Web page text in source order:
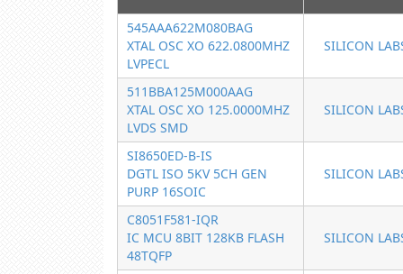
545AAA622M080BAG
XTAL OSC XO 622.0800MHZ
LVPECL
SILICON
511BBA125M000AAG
XTAL OSC XO 125.0000MHZ
LVDS SMD
SILICON
SI8650ED-B-IS
DGTL ISO 5KV 5CH GEN
PURP 16SOIC
SILICON
C8051F581-IQR
IC MCU 8BIT 128KB FLASH
48TQFP
SILICON